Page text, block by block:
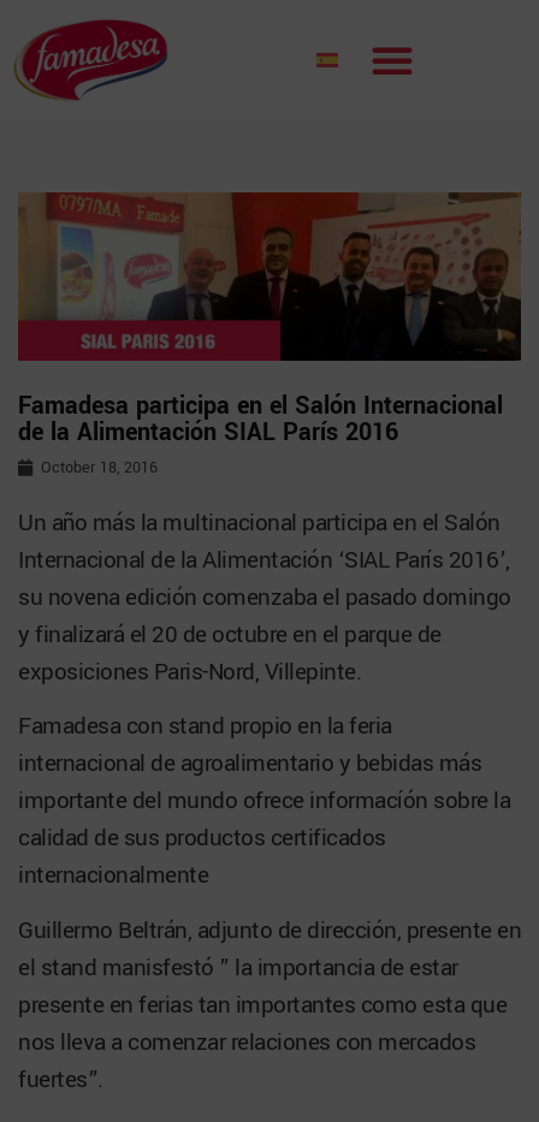
Famadesa participa en el Salón Internacional
de la Alimentación SIAL París 2016
October 18, 2016
Un año más la multinacional participa en el Salón
Internacional de la Alimentación ‘SIAL París 2016’,
su novena edición comenzaba el pasado domingo
y finalizará el 20 de octubre en el parque de
exposiciones Paris-Nord, Villepinte.
Famadesa con stand propio en la feria
internacional de agroalimentario y bebidas más
importante del mundo ofrece informacíón sobre la
calidad de sus productos certificados
internacionalmente
Guillermo Beltrán, adjunto de dirección, presente en
el stand manisfestó ” la importancia de estar
presente en ferias tan importantes como esta que
nos lleva a comenzar relaciones con mercados
fuertes”.